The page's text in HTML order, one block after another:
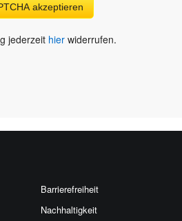
akzeptieren
jederzeit hier widerrufen.
Barrierefreiheit
Nachhaltigkeit